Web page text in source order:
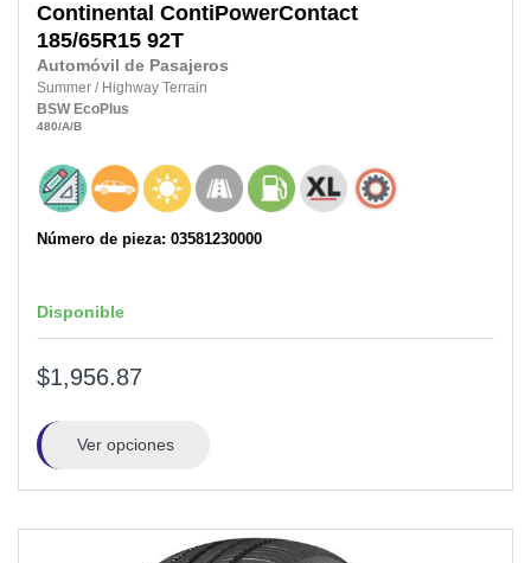
Continental ContiPowerContact
185/65R15 92T
Automóvil de Pasajeros
Summer / Highway Terrain
BSW EcoPlus
480/A/B
Número de pieza: 03581230000
Disponible
$1,956.87
Ver opciones